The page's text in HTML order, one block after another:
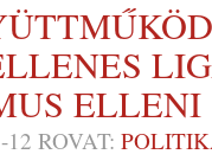
12 ROVAT: